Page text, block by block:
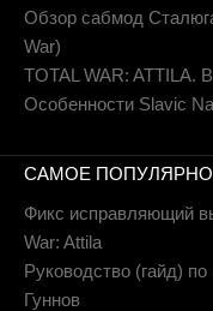
Обзор сабмод
War)
TOTAL WAR: ATTILA.
Особенности Slavic
САМОЕ
Фикс исправляющий
War: Attila
Руководство (гайд)
Гуннов